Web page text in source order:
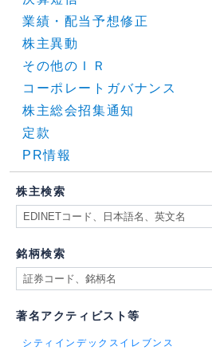
業績・配当予想修正
株主異動
その他のＩＲ
コーポレートガバナンス
株主総会招集通知
定款
PR情報
株主検索
銘柄検索
著名アクティビスト等
シティインデックスイレブンス